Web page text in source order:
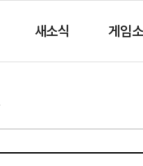
새소식 게임